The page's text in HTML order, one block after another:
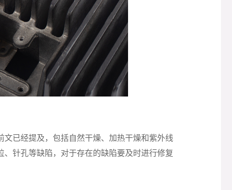
已经提及，包括自然干燥、加热干燥和紫外线
针孔等缺陷，对于存在的缺陷要及时进行修复